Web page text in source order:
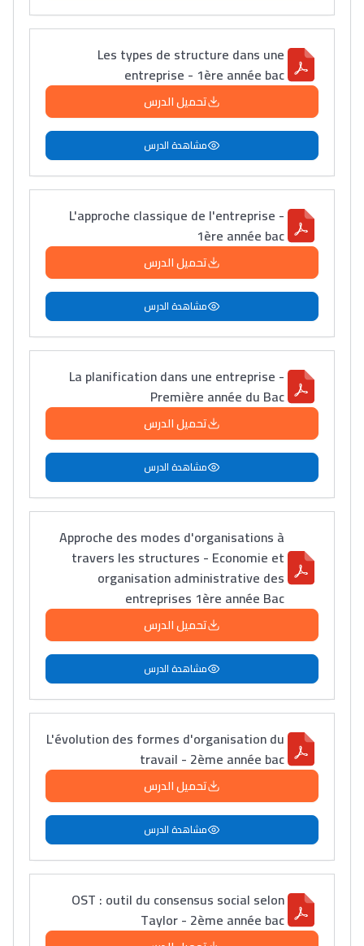
Les types de structure dans une
entreprise - 1ère année bac
تحميل الدرس
مشاهدة الدرس
L'approche classique de l'entreprise -
1ère année bac
تحميل الدرس
مشاهدة الدرس
La planification dans une entreprise -
Première année du Bac
تحميل الدرس
مشاهدة الدرس
Approche des modes d'organisations à
travers les structures - Economie et
organisation administrative des
entreprises 1ère année Bac
تحميل الدرس
مشاهدة الدرس
L'évolution des formes d'organisation du
travail - 2ème année bac
تحميل الدرس
مشاهدة الدرس
OST : outil du consensus social selon
Taylor - 2ème année bac